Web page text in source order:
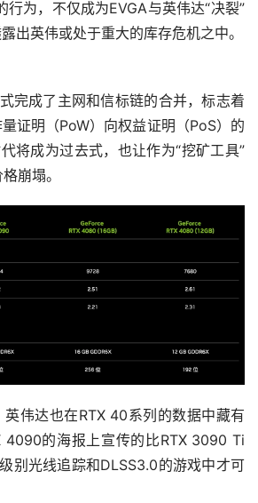
行为，不仅成为EVGA与英伟达“决裂”
出英伟或处于重大的库存危机之中。
完成了主网和信标链的合并，标志着
证明（PoW）向权益证明（PoS）的
将成为过去式，也让作为“挖矿工具”
崩塌。
伟达也在RTX 40系列的数据中藏有
4090的海报上宣传的比RTX 3090 Ti
别光线追踪和DLSS3.0的游戏中才可